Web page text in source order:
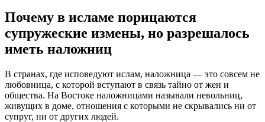
Почему в исламе порицаются
супружеские измены, но разрешалось
иметь наложниц
В странах, где исповедуют ислам, наложница — это совсем не
любовница, с которой вступают в связь тайно от жен и
общества. На Востоке наложницами называли невольниц,
живущих в доме, отношения с которыми не скрывались ни от
супруг, ни от других людей.